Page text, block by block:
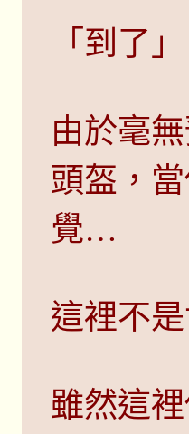
「到了」
由於毫
頭盔，
覺…
這裡不
雖然這